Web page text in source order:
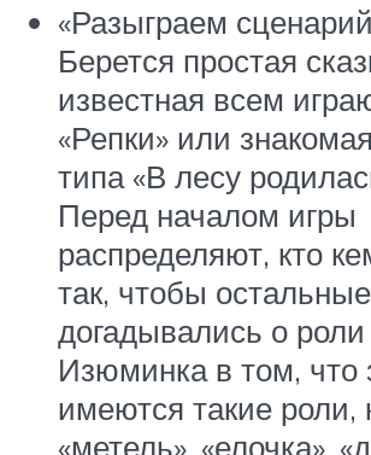
«Разыграем сценарий
Берется простая
известная всем
«Репки» или
типа «В лесу
Перед началом игры
распределяют, кто
так, чтобы
догадывались о роли
Изюминка в том, что
имеются такие роли,
«метель», «елочка»,